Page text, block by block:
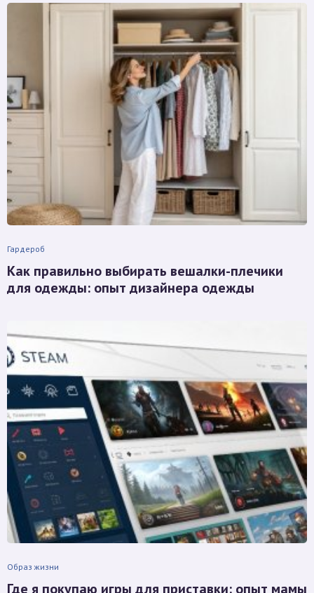
Гардероб
Как правильно выбирать вешалки-плечики
для одежды: опыт дизайнера одежды
Образ жизни
Где я покупаю игры для приставки: опыт мамы